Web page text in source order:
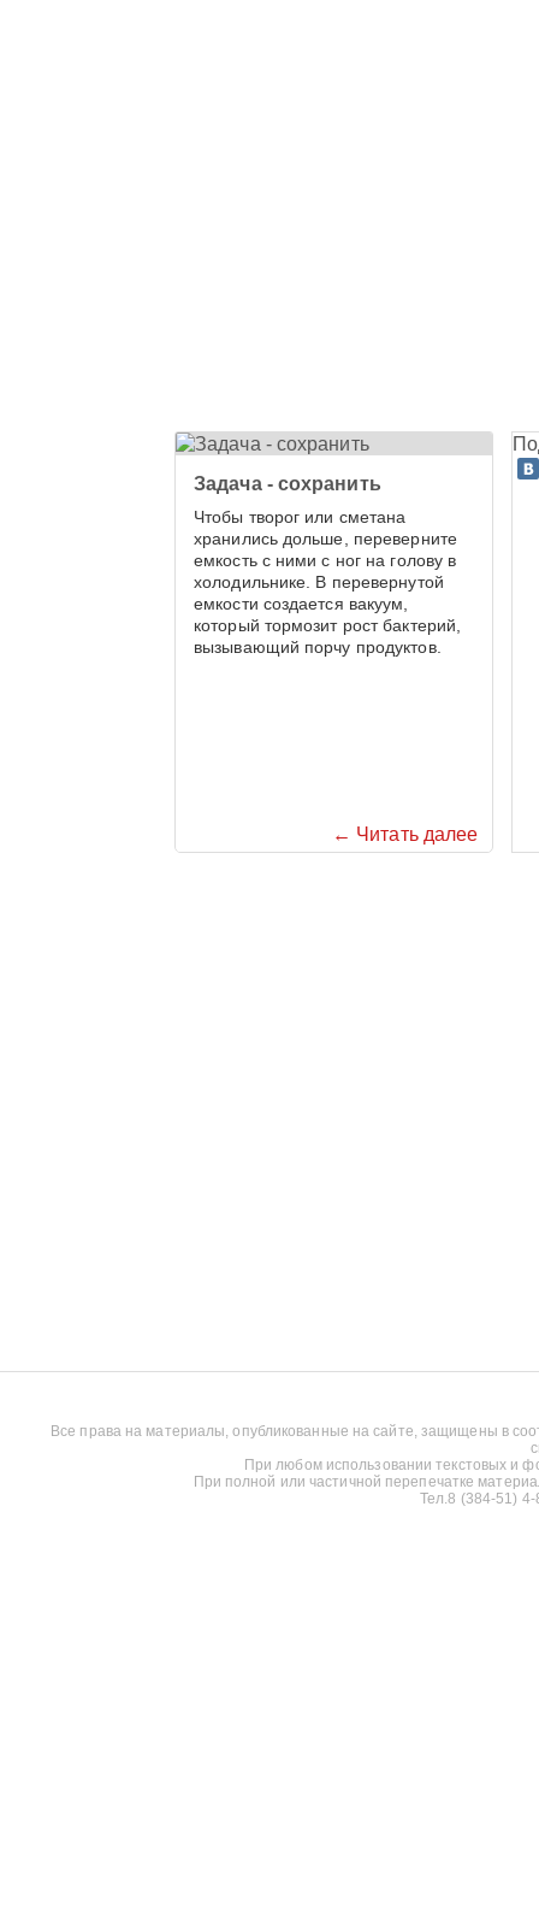
← Читать далее
Задача - сохранить
Чтобы творог или сметана
хранились дольше, переверните
емкость с ними с ног на голову в
холодильнике. В перевернутой
емкости создается вакуум,
который тормозит рост бактерий,
вызывающий порчу продуктов.
Все права на материалы, опубликованные на сайте, защищены в
При любом использовании текстовых и
При полной или частичной перепечатке
Тел.8 (384-51)